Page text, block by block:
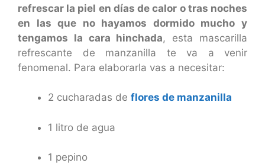
refrescar la piel en días de calor o tras noches
en las que no hayamos dormido mucho y
tengamos la cara hinchada, esta mascarilla
refrescante de manzanilla te va a venir
fenomenal. Para elaborarla vas a necesitar:
2 cucharadas de flores de manzanilla
1 litro de agua
1 pepino